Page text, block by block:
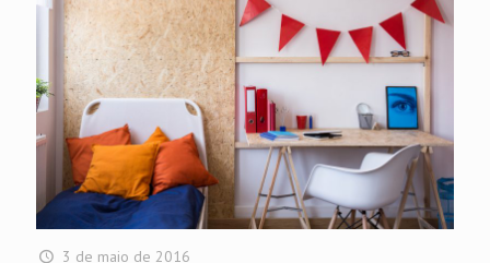
3 de maio de 2016